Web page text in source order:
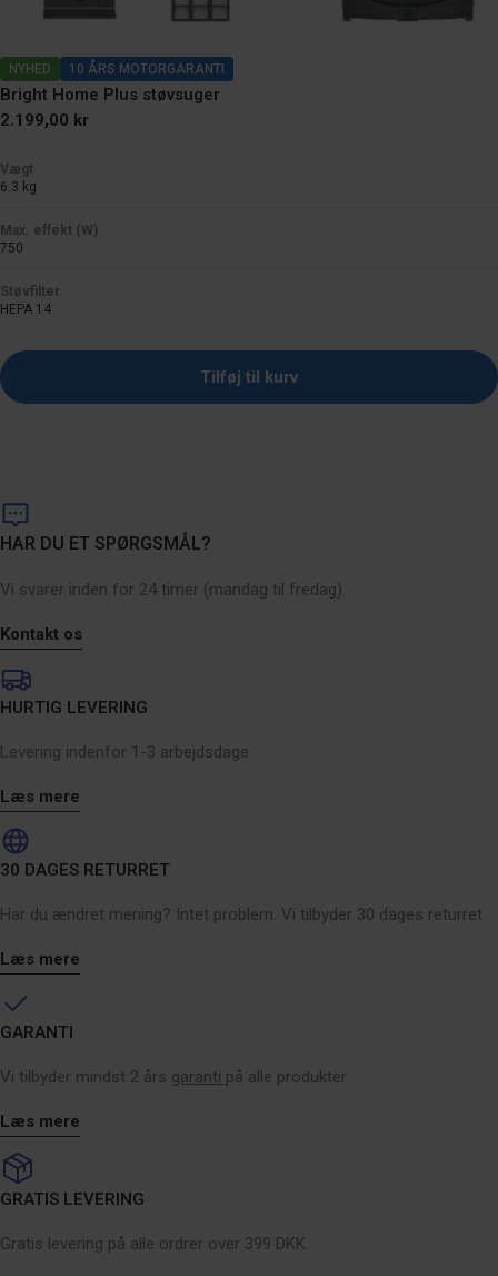
NYHED 10 ÅRS MOTORGARANTI
Bright Home Plus støvsuger
Normal
2.199,00 kr
Vægt
6.3 kg
Max. effekt (W)
750
Støvfilter
HEPA 14
Tilføj til kurv
HAR DU ET SPØRGSMÅL?
Vi svarer inden for 24 timer (mandag til fredag).
Kontakt os
HURTIG LEVERING
Levering indenfor 1-3 arbejdsdage
Læs mere
30 DAGES RETURRET
Har du ændret mening? Intet problem. Vi tilbyder 30 dages returret
Læs mere
GARANTI
Vi tilbyder mindst 2 års garanti på alle produkter
Læs mere
GRATIS LEVERING
Gratis levering på alle ordrer over 399 DKK